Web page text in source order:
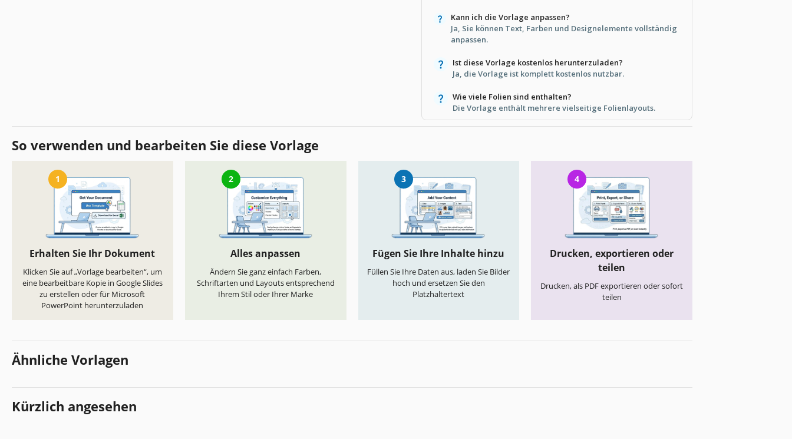
Kann ich die Vorlage anpassen?
Ja, Sie können Text, Farben und Designelemente vollständig
anpassen.
Ist diese Vorlage kostenlos herunterzuladen?
Ja, die Vorlage ist komplett kostenlos nutzbar.
Wie viele Folien sind enthalten?
Die Vorlage enthält mehrere vielseitige Folienlayouts.
So verwenden und bearbeiten Sie diese Vorlage
1
Erhalten Sie Ihr Dokument
Klicken Sie auf „Vorlage bearbeiten“, um
eine bearbeitbare Kopie in Google Slides
zu erstellen oder für Microsoft
PowerPoint herunterzuladen
2
Alles anpassen
Ändern Sie ganz einfach Farben,
Schriftarten und Layouts entsprechend
Ihrem Stil oder Ihrer Marke
3
Fügen Sie Ihre Inhalte hinzu
Füllen Sie Ihre Daten aus, laden Sie Bilder
hoch und ersetzen Sie den
Platzhaltertext
4
Drucken, exportieren oder
teilen
Drucken, als PDF exportieren oder sofort
teilen
Ähnliche Vorlagen
Kürzlich angesehen